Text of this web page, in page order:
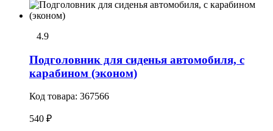
4.9
Подголовник для сиденья автомобиля, с
карабином (эконом)‎
Код товара: 367566
540 ₽